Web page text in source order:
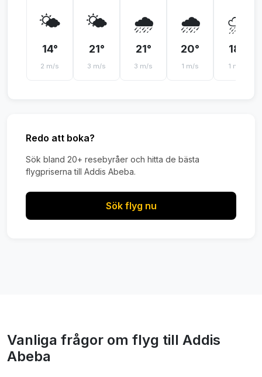
🌤️
14°
2 m/s
🌤️
21°
3 m/s
🌧️
21°
3 m/s
🌧️
20°
1 m/s
⛈️
18°
1 m/s
Redo att boka?
Sök bland 20+ resebyråer och hitta de bästa
flygpriserna till Addis Abeba.
Sök flyg nu
Vanliga frågor om flyg till Addis
Abeba